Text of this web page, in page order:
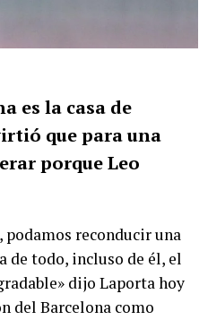
es la casa de
que para una
porque Leo
podamos reconducir una
de todo, incluso de él, el
dijo Laporta hoy
del Barcelona como